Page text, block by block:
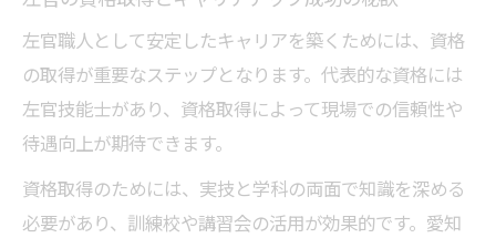
長期的な成長を見据えた左官業界の選択基
準
左官職人として安定したキャリアを築くためには、資格
の取得が重要なステップとなります。代表的な資格には
左官技能士があり、資格取得によって現場での信頼性や
待遇向上が期待できます。
資格取得のためには、実技と学科の両面で知識を深める
必要があり、訓練校や講習会の活用が効果的です。愛知